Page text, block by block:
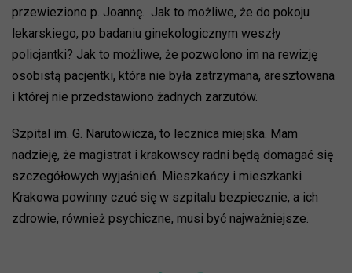
przewieziono p. Joannę. Jak to możliwe, że do pokoju
lekarskiego, po badaniu ginekologicznym weszły
policjantki? Jak to możliwe, że pozwolono im na rewizję
osobistą pacjentki, która nie była zatrzymana, aresztowana
i której nie przedstawiono żadnych zarzutów.
Szpital im. G. Narutowicza, to lecznica miejska. Mam
nadzieję, że magistrat i krakowscy radni będą domagać się
szczegółowych wyjaśnień. Mieszkańcy i mieszkanki
Krakowa powinny czuć się w szpitalu bezpiecznie, a ich
zdrowie, również psychiczne, musi być najważniejsze.